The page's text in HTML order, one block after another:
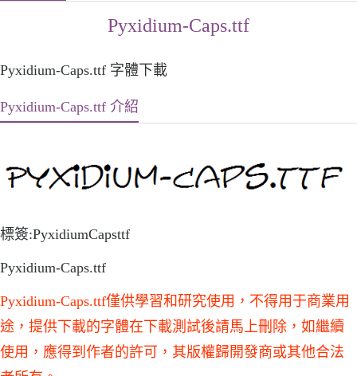
Pyxidium-Caps.ttf
Pyxidium-Caps.ttf 字體下載
Pyxidium-Caps.ttf 介紹
標簽:PyxidiumCapsttf
Pyxidium-Caps.ttf
Pyxidium-Caps.ttf僅供學習和研究使用，不得用于商業用
途，提供下載的字體在下載測試後請馬上刪除，如繼續
使用，應得到作者的許可，其版權歸開發商或其他合法